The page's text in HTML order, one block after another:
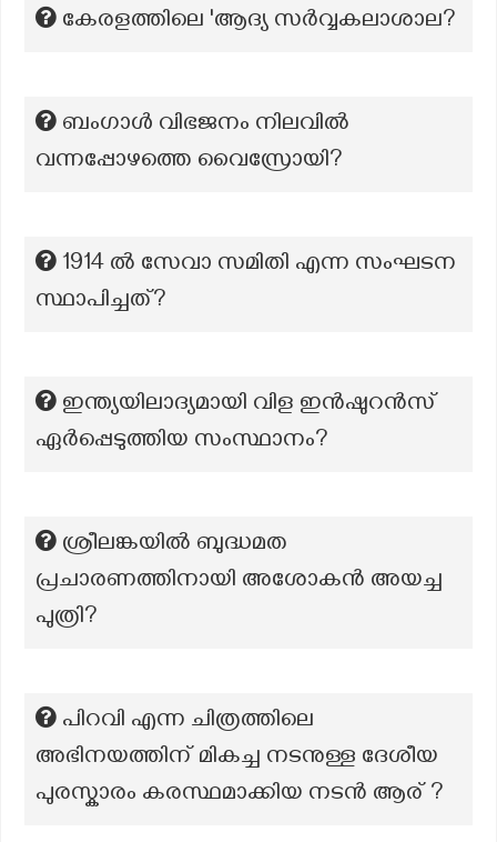
കേരളത്തിലെ 'ആദ്യ സർവ്വകലാശാല?
ബംഗാൾ വിഭജനം നിലവിൽ
വന്നപ്പോഴത്തെ വൈസ്രോയി?
1914 ൽ സേവാ സമിതി എന്ന സംഘടന
സ്ഥാപിച്ചത്?
ഇന്ത്യയിലാദ്യമായി വിള ഇൻഷുറൻസ്
ഏർപ്പെടുത്തിയ സംസ്ഥാനം?
ശ്രീലങ്കയിൽ ബുദ്ധമത
പ്രചാരണത്തിനായി അശോകൻ അയച്ച
പുത്രി?
പിറവി എന്ന ചിത്രത്തിലെ
അഭിനയത്തിന് മികച്ച നടനുള്ള ദേശീയ
പുരസ്കാരം കരസ്ഥമാക്കിയ നടൻ ആര് ?